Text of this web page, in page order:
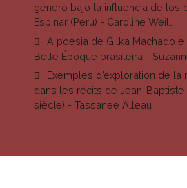
género bajo la influencia de los
Espinar (Perú) - Caroline Weill
A poesia de Gilka Machado e
Belle Époque brasileira -
Exemples d’exploration de
dans les récits de Jean-Baptiste
siècle) - Tassanee Alleau